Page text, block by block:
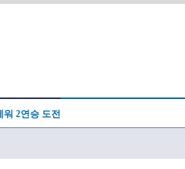
워 2연승 도전